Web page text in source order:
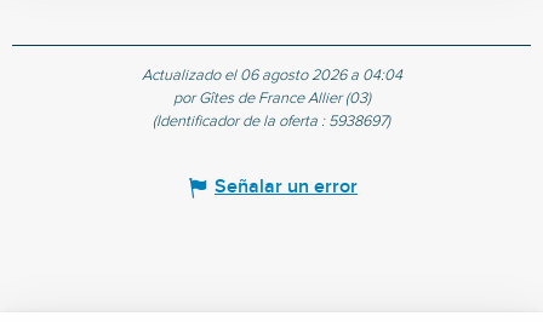
Actualizado el 06 agosto 2026 a 04:04
por Gîtes de France Allier (03)
(Identificador de la oferta : 5938697)
Señalar un error